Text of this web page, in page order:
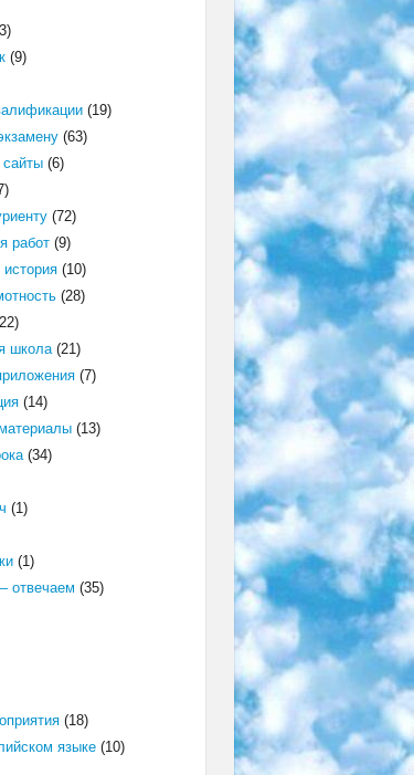
(9)
(19)
(63)
(6)
(72)
работ(9)
(10)
(28)
школа(21)
(7)
(14)
(13)
(34)
(1)
(1)
отвечаем (35)
(18)
языке(10)